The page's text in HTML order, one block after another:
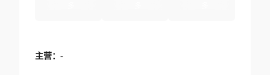
主营： -